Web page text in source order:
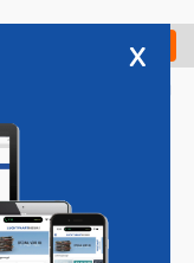
Check in
x